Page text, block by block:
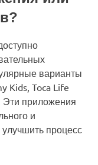
варианты
Kids, Toca Life
Эти приложения
и
улучшить процесс